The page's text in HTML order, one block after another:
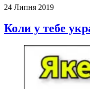
24 Липня 2019
Коли у тебе